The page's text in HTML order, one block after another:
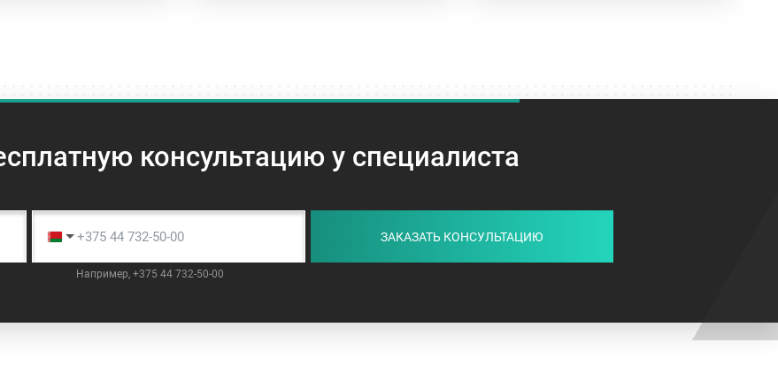
консультацию у специалиста
Например, +375 44 732-50-00
ЗАКАЗАТЬ КОНСУЛЬТАЦИЮ